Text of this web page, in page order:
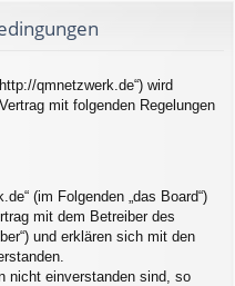
qmnetzwerk.de“) wird
mit folgenden Regelungen
(im Folgenden „das Board“)
mit dem Betreiber des
und erklären sich mit den
nicht einverstanden sind, so